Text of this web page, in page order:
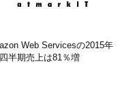
Web Servicesの2015年
半期売上は81％増